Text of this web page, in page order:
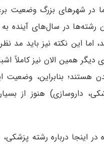
اما در شهرهای بزرگ وضعیت
رشته‌ها در سال‌های آینده
این نکته نیز باید مد نظر
دیگر همین الان نیز کاملاً
هستند؛ بنابراین، وضعیت
داروسازی) هنوز از
در اینجا درباره رشته